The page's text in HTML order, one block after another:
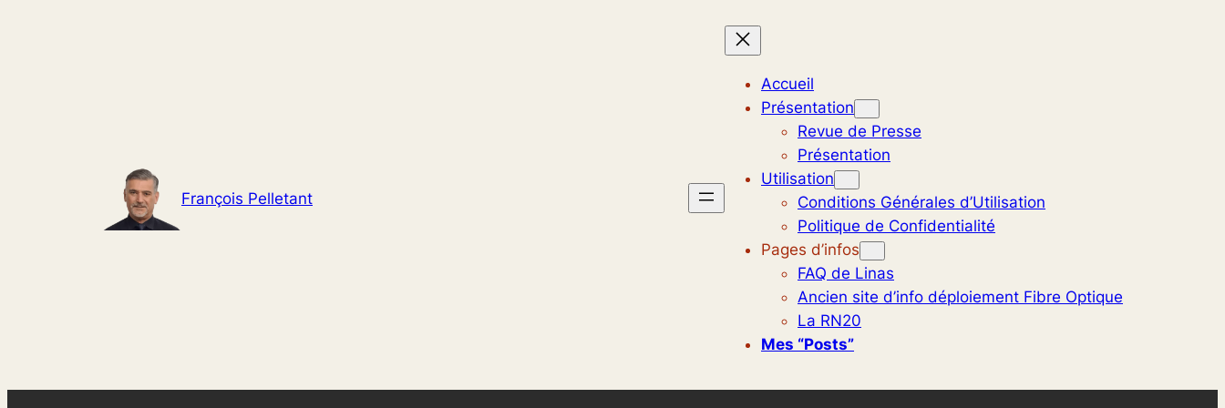
François Pelletant
Accueil
Présentation
Revue de Presse
Présentation
Utilisation
Conditions Générales d’Utilisation
Politique de Confidentialité
Pages d’infos
FAQ de Linas
Ancien site d’info déploiement Fibre Optique
La RN20
Mes “posts”